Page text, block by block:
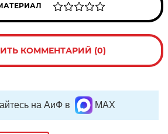
КОММЕНТАРИЙ (0)
на АиФ в MAX